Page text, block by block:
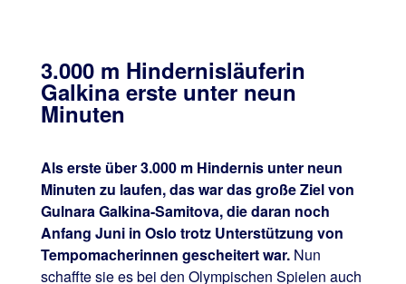
3.000 m Hindernisläuferin
Galkina erste unter neun
Minuten
Als erste über 3.000 m Hindernis unter neun
Minuten zu laufen, das war das große Ziel von
Gulnara Galkina-Samitova, die daran noch
Anfang Juni in Oslo trotz Unterstützung von
Tempomacherinnen gescheitert war.Nun
schaffte sie es bei den Olympischen Spielen auch